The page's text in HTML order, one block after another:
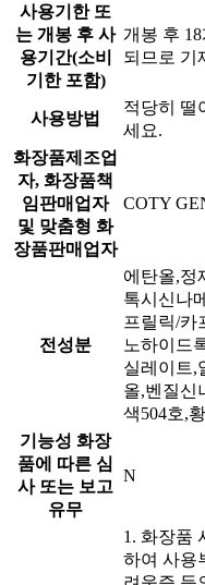
사용기한 또
는 개봉 후 사
용기간(소비
기한 포함)
개봉 후
되므로 기
사용방법
적당히 떨
세요.
화장품제조업
자, 화장품책
임판매업자
및 맞춤형 화
장품판매업자
COTY
전성분
에탄올,정
톡시신나
프릴릭/카
노하이드
실레이트,
올,벤질신
색504호,
기능성 화장
품에 따른 심
사 또는 보고
유무
N
1. 화장품
하여 사용